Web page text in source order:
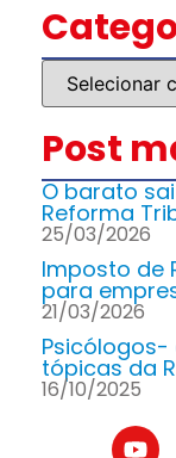
Post
O barato
Reforma
25/03/2026
Imposto de
para
21/03/2026
tópicas da
16/10/2025